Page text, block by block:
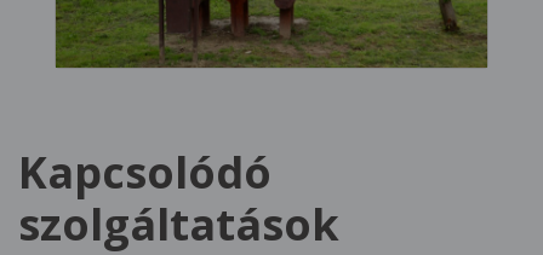
Kapcsolódó
szolgáltatások